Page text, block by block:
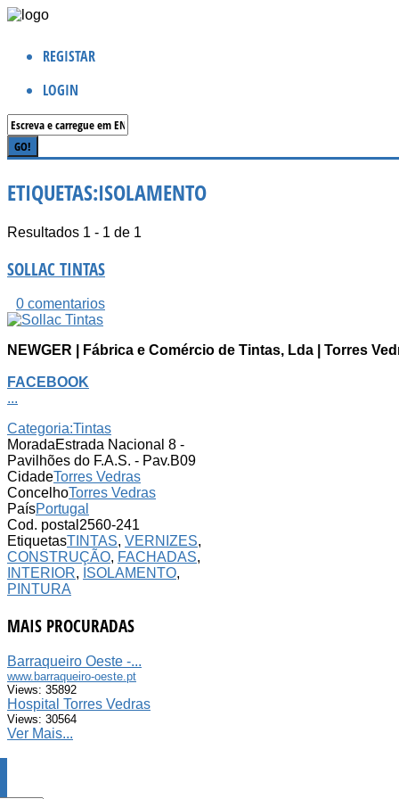
REGISTAR
LOGIN
ETIQUETAS:ISOLAMENTO
Resultados 1 - 1 de 1
SOLLAC TINTAS
0 comentarios
NEWGER | Fábrica e Comércio de Tintas, Lda | Torres
FACEBOOK
...
Categoria:Tintas
MoradaEstrada Nacional 8 -
Pavilhões do F.A.S. - Pav.B09
CidadeTorres Vedras
ConcelhoTorres Vedras
PaísPortugal
Cod. postal 2560-241
EtiquetasTINTAS, VERNIZES,
CONSTRUÇÃO, FACHADAS,
INTERIOR, ISOLAMENTO,
PINTURA
MAIS PROCURADAS
Barraqueiro Oeste -...
www.barraqueiro-oeste.pt
Views: 35892
Hospital Torres Vedras
Views: 30564
Ver Mais...